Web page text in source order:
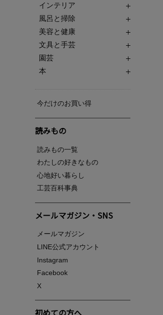
インテリア
風呂と掃除
美容と健康
文具と手芸
園芸
本
今だけのお買い得
読みもの
読みもの一覧
わたしの好きなもの
心地好い暮らし
工芸百科事典
メールマガジン・SNS
メールマガジン
LINE公式アカウント
Instagram
Facebook
X